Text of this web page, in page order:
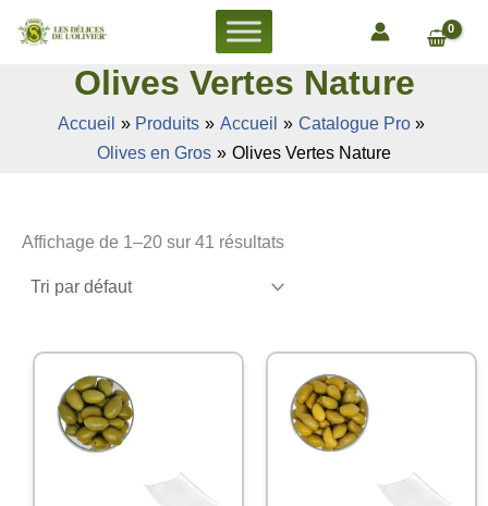
Aller
Olives Vertes Nature
Accueil Produits Accueil
Catalogue Pro
Olives en Gros
Olives Vertes Nature
Affichage de 1–20 sur 41 résultats